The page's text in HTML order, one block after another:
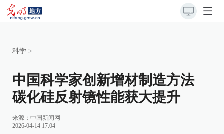
科学 >
中国科学家创新增材制造方法
碳化硅反射镜性能获大提升
来源： 中国新闻网
2026-04-14 17:04